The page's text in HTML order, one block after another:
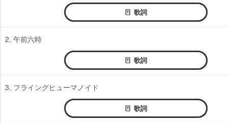
歌詞
2. 午前六時
歌詞
3. フライングヒューマノイド
歌詞